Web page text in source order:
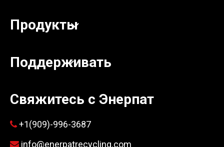
Продукты
Поддерживать
Свяжитесь с Энерпат
 +1(909)-996-3687
 info@enerpatrecycling.com